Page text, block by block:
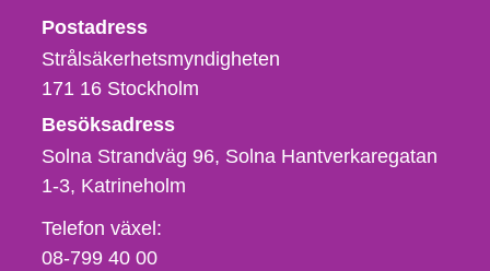
Strålsäkerhetsmyndigheten
Postadress
Strålsäkerhetsmyndigheten
171 16 Stockholm
Besöksadress
Solna Strandväg 96, Solna Hantverkaregatan
1-3 Katrineholm
Telefon,
fax
Telefon växel:
08-799 40 00